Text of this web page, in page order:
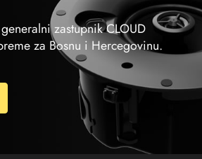
zastupnik CLOUD
za Bosnu i Hercegovinu.